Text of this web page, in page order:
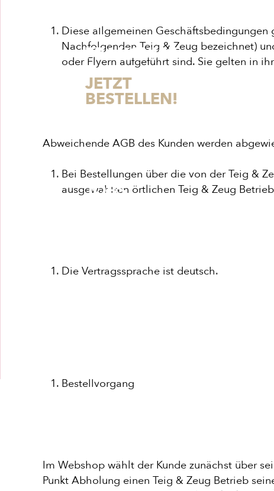
UNS
FRANCHISE
JETZT
BESTELLEN!
JOBS
Diese allgemeinen
Nachfolgenden Teig & Zeug bezeichnet)
oder Flyern aufgeführt sind. Sie gelten in
Abweichende AGB des Kunden werden
Bei Bestellungen über die von der Teig &
ausgewählten örtlichen Teig & Zeug
Die Vertragssprache ist deutsch.
Bestellvorgang
Im Webshop wählt der Kunde zunächst über
Punkt Abholung einen Teig & Zeug Betrieb